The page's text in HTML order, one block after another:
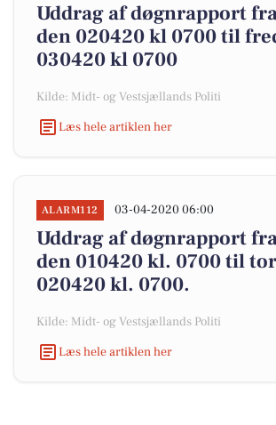
Uddrag af døgnrapport
den 020420 kl 0700 til
030420 kl 0700
Kilde: Midt- og Vestsjællands Politi
Læs hele artiklen her
ALARM112 03-04-2020 06:00
Uddrag af døgnrapport
den 010420 kl. 0700 til
020420 kl. 0700.
Kilde: Midt- og Vestsjællands Politi
Læs hele artiklen her